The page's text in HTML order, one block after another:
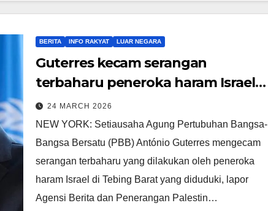
BERITA INFO RAKYAT LUAR NEGARA
Guterres kecam serangan
terbaharu peneroka haram Israel
di Tebing Barat
24 MARCH 2026
NEW YORK: Setiausaha Agung Pertubuhan Bangsa-
Bangsa Bersatu (PBB) António Guterres mengecam
serangan terbaharu yang dilakukan oleh peneroka
haram Israel di Tebing Barat yang diduduki, lapor
Agensi Berita dan Penerangan Palestin…